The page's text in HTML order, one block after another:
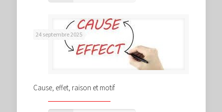
24 septembre 2025
Cause, effet, raison et motif